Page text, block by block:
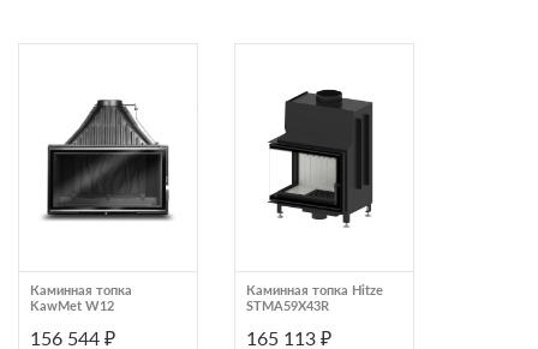
Каминная топка
KawMet W12
156 544 ₽
Каминная топка Hitze
STMA59X43R
165 113 ₽